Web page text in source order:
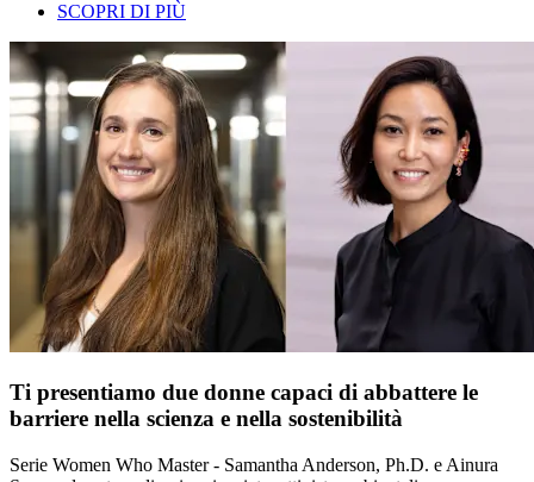
SCOPRI DI PIÙ
Ti presentiamo due donne capaci di abbattere le
barriere nella scienza e nella sostenibilità
Serie Women Who Master - Samantha Anderson, Ph.D. e Ainura